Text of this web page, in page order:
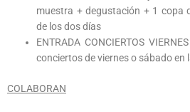
muestra + degustación + 1 copa
de los dos días
ENTRADA CONCIERTOS
conciertos de viernes o sábado en
COLABORAN